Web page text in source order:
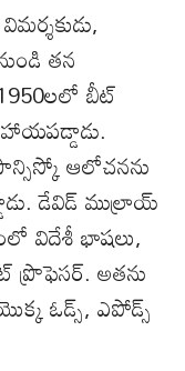
తన
బీట్
ఆలోచనను
డేవిడ్ ముల్రాయ్
విదేశీ భాషలు,
అతను
ఓడ్స్, ఎపోడ్స్